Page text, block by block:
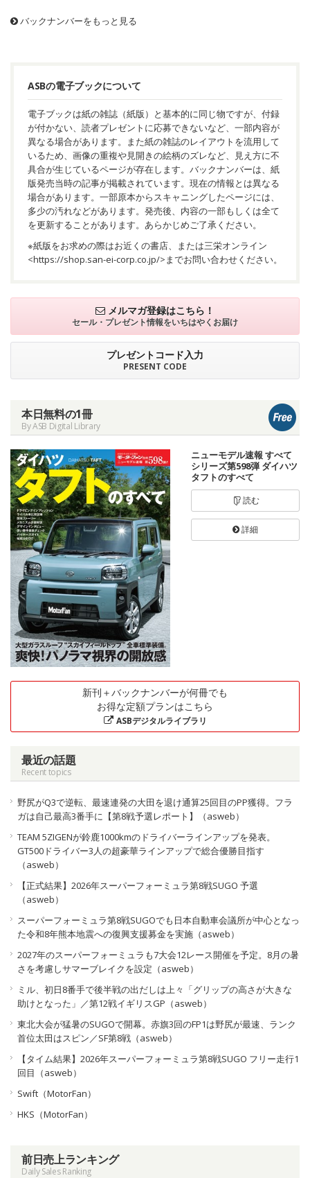
バックナンバーをもっと見る
ASBの電子ブックについて
電子ブックは紙の雑誌（紙版）と基本的に同じ物ですが、付録
が付かない、読者プレゼントに応募できないなど、一部内容が
異なる場合があります。また紙の雑誌のレイアウトを流用して
いるため、画像の重複や見開きの絵柄のズレなど、見え方に不
具合が生じているページが存在します。バックナンバーは、紙
版発売当時の記事が掲載されています。現在の情報とは異なる
場合があります。一部原本からスキャニングしたページには、
多少の汚れなどがあります。発売後、内容の一部もしくは全て
を更新することがあります。あらかじめご了承ください。
※紙版をお求めの際はお近くの書店、または三栄オンライン
<https://shop.san-ei-corp.co.jp/>までお問い合わせください。
メルマガ登録はこちら！
セール・プレゼント情報をいちはやくお届け
プレゼントコード入力
PRESENT CODE
本日無料の1冊
By ASB Digital Library
ニューモデル速報 すべて
シリーズ第598弾 ダイハツ
タフトのすべて
読む
詳細
新刊＋バックナンバーが何冊でも
お得な定額プランはこちら
ASBデジタルライブラリ
最近の話題
Recent topics
野尻がQ3で逆転、最速連発の大田を退け通算25回目のPP獲得。フラ
ガは自己最高3番手に【第8戦予選レポート】（asweb）
TEAM 5ZIGENが鈴鹿1000kmのドライバーラインアップを発表。
GT500ドライバー3人の超豪華ラインアップで総合優勝目指す
（asweb）
【正式結果】2026年スーパーフォーミュラ第8戦SUGO 予選
（asweb）
スーパーフォーミュラ第8戦SUGOでも日本自動車会議所が中心となっ
た令和8年熊本地震への復興支援募金を実施（asweb）
2027年のスーパーフォーミュラも7大会12レース開催を予定。8月の暑
さを考慮しサマーブレイクを設定（asweb）
ミル、初日8番手で後半戦の出だしは上々「グリップの高さが大きな
助けとなった」／第12戦イギリスGP（asweb）
東北大会が猛暑のSUGOで開幕。赤旗3回のFP1は野尻が最速、ランク
首位太田はスピン／SF第8戦（asweb）
【タイム結果】2026年スーパーフォーミュラ第8戦SUGO フリー走行1
回目（asweb）
Swift（MotorFan）
HKS（MotorFan）
前日売上ランキング
Daily Sales Ranking